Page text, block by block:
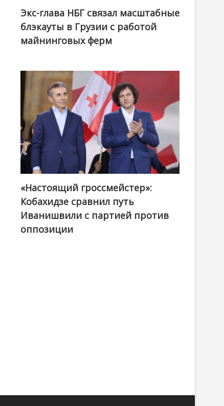
Экс-глава НБГ связал масштабные
блэкауты в Грузии с работой
майнинговых ферм
@ქართული ოცნება / Georgian Dream
«Настоящий гроссмейстер»:
Кобахидзе сравнил путь
Иванишвили с партией против
оппозиции